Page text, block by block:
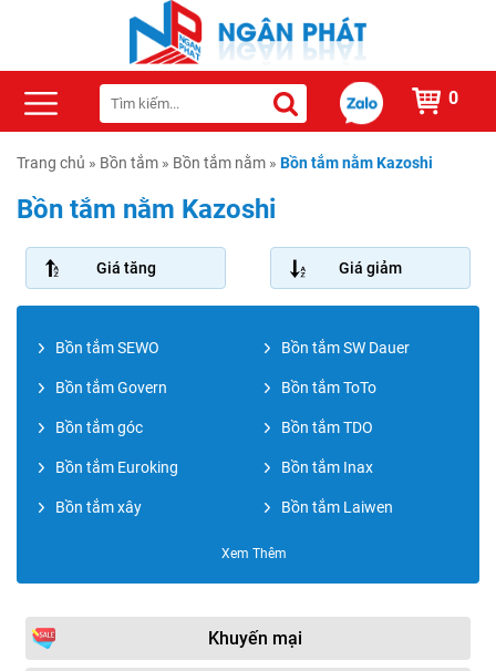
0
Trang chủ » Bồn tắm » Bồn tắm nằm » Bồn tắm nằm Kazoshi
Bồn tắm nằm Kazoshi
Giá tăng Giá giảm
Bồn tắm SEWO Bồn tắm SW Dauer
Bồn tắm Govern Bồn tắm ToTo
Bồn tắm góc Bồn tắm TDO
Bồn tắm Euroking Bồn tắm Inax
Bồn tắm xây Bồn tắm Laiwen
Bồn tắm Caesar
Bồn tắm mini Bồn tắm EU Design
Bồn tắm American
Bộ vòi sen xả bồn Bồn tắm Ares
Xem Thêm
Khuyến mại